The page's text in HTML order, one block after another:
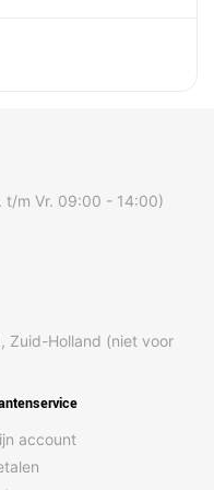
t/m Vr. 09:00 - 14:00)
Zuid-Holland (niet voor
account